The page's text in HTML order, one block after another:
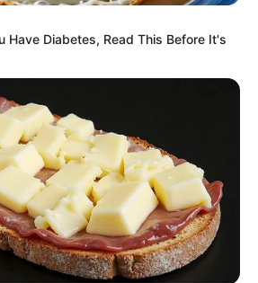
από την Εύβοια
γνωστό επαγγελματία που
από την υψηλή γέφυρα
γνωστό επαγγελματία που
evianews.com στοGoogle
Have Diabetes, Read This Before It's